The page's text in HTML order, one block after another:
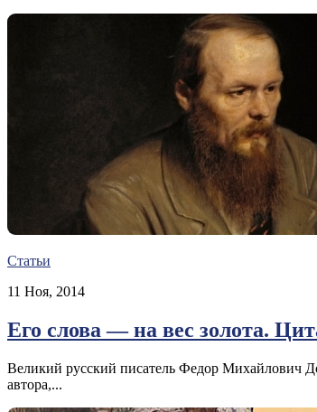
Статьи
11 Ноя, 2014
Его слова — на вес золота.
Великий русский писатель Федор Михайлович
автора,...